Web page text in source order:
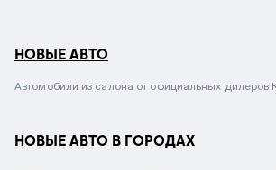
НОВЫЕ АВТО
Автомобили из салона от официальных дилеров
НОВЫЕ АВТО В ГОРОДАХ